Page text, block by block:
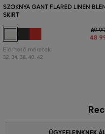
SZOKNYA GANT FLARED LINEN
SKIRT
69
48
Elérhető méretek:
32, 34, 38, 40, 42